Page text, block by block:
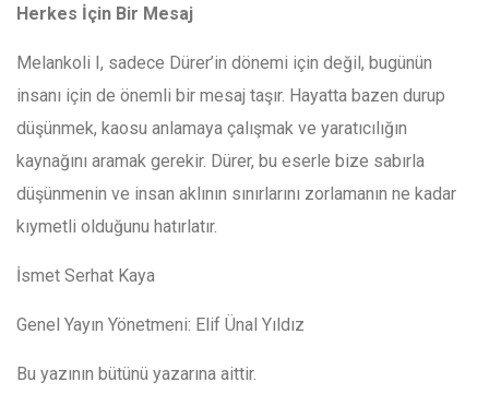
Herkes İçin Bir Mesaj
Melankoli I, sadece Dürer’in dönemi için değil, bugünün
insanı için de önemli bir mesaj taşır. Hayatta bazen durup
düşünmek, kaosu anlamaya çalışmak ve yaratıcılığın
kaynağını aramak gerekir. Dürer, bu eserle bize sabırla
düşünmenin ve insan aklının sınırlarını zorlamanın ne kadar
kıymetli olduğunu hatırlatır.
İsmet Serhat Kaya
Genel Yayın Yönetmeni: Elif Ünal Yıldız
Bu yazının bütünü yazarına aittir.